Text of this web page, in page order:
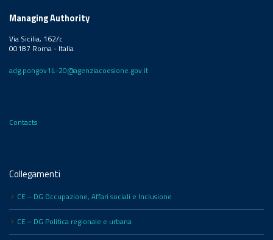
Managing Authority
Via Sicilia, 162/c
00187 Roma - Italia
adg.pongov14-20@agenziacoesione.gov.it
Contacts
Collegamenti
CE – DG Occupazione, Affari sociali e Inclusione
CE – DG Politica regionale e urbana